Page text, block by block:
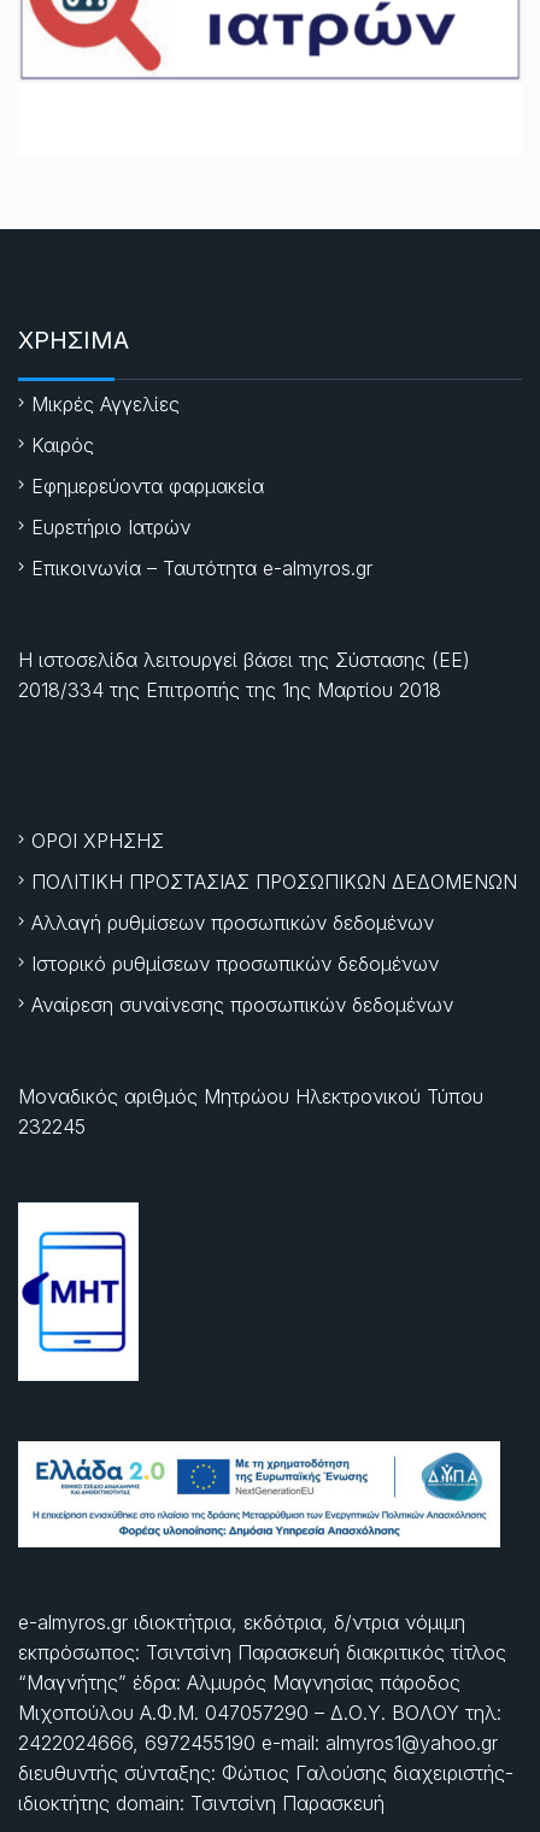
ΧΡΗΣΙΜΑ
Μικρές Αγγελίες
Καιρός
Εφημερεύοντα φαρμακεία
Ευρετήριο Ιατρών
Επικοινωνία – Ταυτότητα e-almyros.gr
Η ιστοσελίδα λειτουργεί βάσει της Σύστασης (ΕΕ)
2018/334 της Επιτροπής της 1ης Μαρτίου 2018
ΟΡΟΙ ΧΡΗΣΗΣ
ΠΟΛΙΤΙΚΗ ΠΡΟΣΤΑΣΙΑΣ ΠΡΟΣΩΠΙΚΩΝ ΔΕΔΟΜΕΝΩΝ
Αλλαγή ρυθμίσεων προσωπικών δεδομένων
Ιστορικό ρυθμίσεων προσωπικών δεδομένων
Αναίρεση συναίνεσης προσωπικών δεδομένων
Μοναδικός αριθμός Μητρώου Ηλεκτρονικού Τύπου
232245
e-almyros.gr ιδιοκτήτρια, εκδότρια, δ/ντρια νόμιμη
εκπρόσωπος: Τσιντσίνη Παρασκευή διακριτικός τίτλος
“Μαγνήτης” έδρα: Αλμυρός Μαγνησίας πάροδος
Μιχοπούλου Α.Φ.Μ. 047057290 – Δ.Ο.Υ. ΒΟΛΟΥ τηλ:
2422024666, 6972455190 e-mail: almyros1@yahoo.gr
διευθυντής σύνταξης: Φώτιος Γαλούσης διαχειριστής-
ιδιοκτήτης domain: Τσιντσίνη Παρασκευή